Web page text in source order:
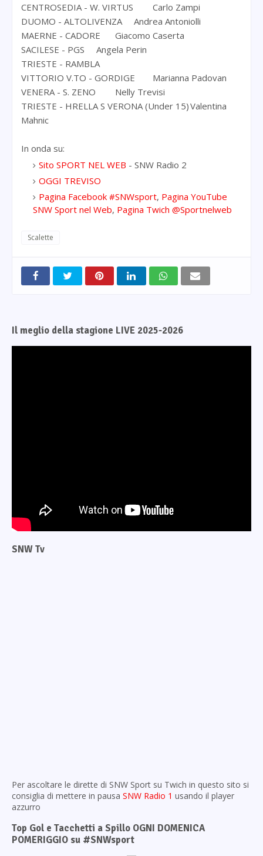
CENTROSEDIA - W. VIRTUS
Carlo Zampi
DUOMO - ALTOLIVENZA
Andrea Antoniolli
MAERNE - CADORE
Giacomo Caserta
SACILESE - PGS
Angela Perin
TRIESTE - RAMBLA
VITTORIO V.TO - GORDIGE
Marianna Padovan
VENERA - S. ZENO
Nelly Trevisi
TRIESTE - HRELLA S VERONA (Under 15)Valentina
Mahnic
In onda su:
Sito SPORT NEL WEB - SNW Radio 2
OGGI TREVISO
Pagina Facebook #SNWsport, Pagina YouTube
SNW Sport nel Web, Pagina Twich @Sportnelweb
Scalette
Il meglio della stagione LIVE 2025-2026
SNW Tv
Per ascoltare le dirette di SNW Sport su Twich in questo sito si
consiglia di mettere in pausa SNW Radio 1 usando il player
azzurro
Top Gol e Tacchetti a Spillo OGNI DOMENICA
POMERIGGIO su #SNWsport